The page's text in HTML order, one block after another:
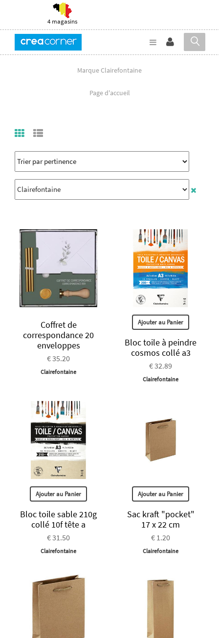
4 magasins
Marque Clairefontaine
Page d'accueil
Coffret de
correspondance 20
enveloppes
€ 35.20
Clairefontaine
Ajouter au Panier
Bloc toile à peindre
cosmos collé a3
€ 32.89
Clairefontaine
Ajouter au Panier
Bloc toile sable 210g
collé 10f tête a
€ 31.50
Clairefontaine
Ajouter au Panier
Sac kraft "pocket"
17 x 22 cm
€ 1.20
Clairefontaine